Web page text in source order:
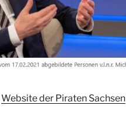
Website der Piraten Sachsen